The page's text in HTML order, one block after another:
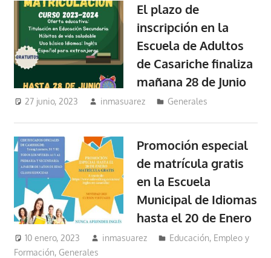
El plazo de
inscripción en la
Escuela de Adultos
de Casariche finaliza
mañana 28 de Junio
27 junio, 2023 inmasuarez Generales
Promoción especial
de matrícula gratis
en la Escuela
Municipal de Idiomas
hasta el 20 de Enero
10 enero, 2023 inmasuarez
Educación, Empleo y
Formación, Generales